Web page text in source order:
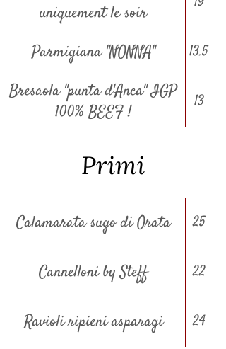
uniquement le soir
Parmigiana "NONNA" 13.5
Bresaola "punta d'Anca" IGP
100% BEEF !
13
Primi
Calamarata sugo di Orata 25
Cannelloni by Steff 22
Ravioli ripieni asparagi 24